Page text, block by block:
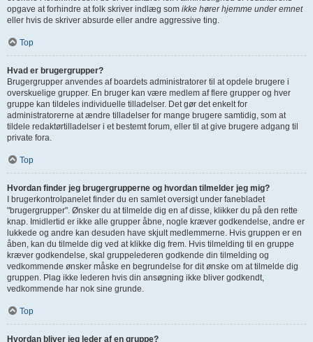
opgave at forhindre at folk skriver indlæg som ikke hører hjemme under emnet
eller hvis de skriver absurde eller andre aggressive ting.
Top
Hvad er brugergrupper?
Brugergrupper anvendes af boardets administratorer til at opdele brugere i
overskuelige grupper. En bruger kan være medlem af flere grupper og hver
gruppe kan tildeles individuelle tilladelser. Det gør det enkelt for
administratorerne at ændre tilladelser for mange brugere samtidig, som at
tildele redaktørtilladelser i et bestemt forum, eller til at give brugere adgang til
private fora.
Top
Hvordan finder jeg brugergrupperne og hvordan tilmelder jeg mig?
I brugerkontrolpanelet finder du en samlet oversigt under fanebladet
"brugergrupper". Ønsker du at tilmelde dig en af disse, klikker du på den rette
knap. Imidlertid er ikke alle grupper åbne, nogle kræver godkendelse, andre er
lukkede og andre kan desuden have skjult medlemmerne. Hvis gruppen er en
åben, kan du tilmelde dig ved at klikke dig frem. Hvis tilmelding til en gruppe
kræver godkendelse, skal gruppelederen godkende din tilmelding og
vedkommende ønsker måske en begrundelse for dit ønske om at tilmelde dig
gruppen. Plag ikke lederen hvis din ansøgning ikke bliver godkendt,
vedkommende har nok sine grunde.
Top
Hvordan bliver jeg leder af en gruppe?